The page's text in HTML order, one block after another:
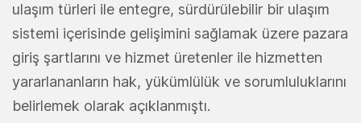
ulaşım türleri ile entegre, sürdürülebilir bir ulaşım
sistemi içerisinde gelişimini sağlamak üzere pazara
giriş şartlarını ve hizmet üretenler ile hizmetten
yararlananların hak, yükümlülük ve sorumluluklarını
belirlemek olarak açıklanmıştı.